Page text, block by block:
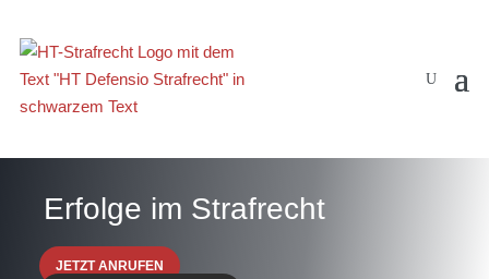
Erfolge im Strafrecht
JETZT ANRUFEN